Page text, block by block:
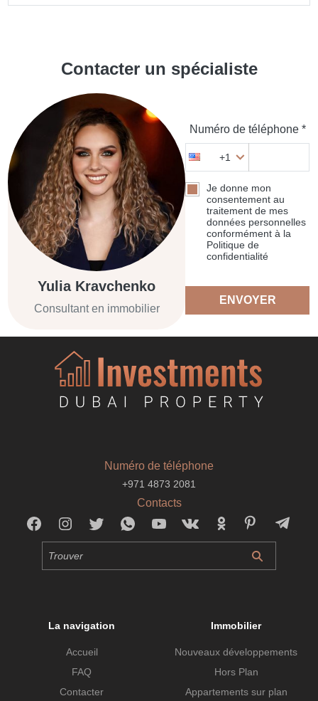
Contacter un spécialiste
Yulia Kravchenko
Consultant en immobilier
Numéro de téléphone *
+1
Je donne mon
consentement au
traitement de mes
données personnelles
conformément à la
Politique de
confidentialité
ENVOYER
Numéro de téléphone
+971 4873 2081
Contacts
La navigation
Accueil
FAQ
Contacter
Immobilier
Nouveaux développements
Hors Plan
Appartements sur plan